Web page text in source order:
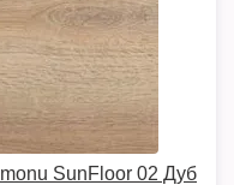
SunFloor 02 Дуб